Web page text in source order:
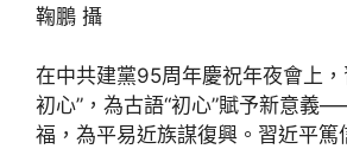
鞠鵬 攝
在中共建黨95周年慶祝年夜會上，
初心”，為古語“初心”賦予新意義
福，為平易近族謀復興。習近平篤